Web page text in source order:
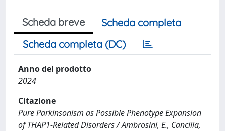
Scheda breve
Scheda completa
Scheda completa (DC)
Anno del prodotto
2024
Citazione
Pure Parkinsonism as Possible Phenotype Expansion
of THAP1-Related Disorders / Ambrosini, E., Cancilla,